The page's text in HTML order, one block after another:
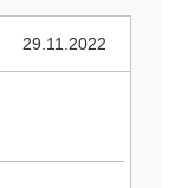
29.11.2022